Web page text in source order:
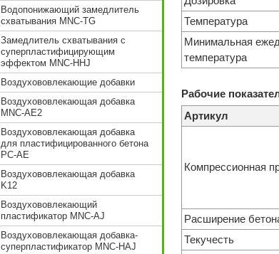
Температура
Минимальная
температура
Рабочие
Артикул
Компрессионная
Расширение
Текучесть
Водопонижающий замедлитель
схватывания MNC-TG
Замедлитель схватывания с
суперпластифицирующим
эффектом MNC-HHJ
Воздухововлекающие добавки
Воздухововлекающая добавка
MNC-AE2
Воздухововлекающая добавка
для пластифицированного бетона
PC-AE
Воздухововлекающая добавка
K12
Воздухововлекающий
пластификатор MNC-AJ
Воздухововлекающая добавка-
суперпластификатор MNC-HAJ